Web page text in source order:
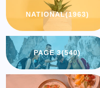
NATIONAL(1963)
PAGE 3(540)